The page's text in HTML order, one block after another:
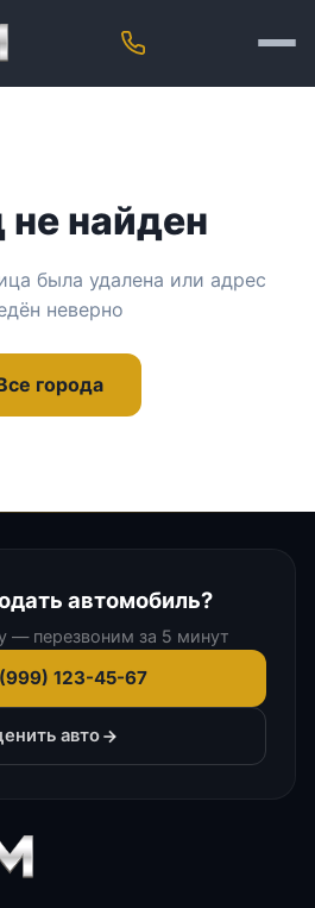
не найден
была удалена или адрес
неверно
города
автомобиль?
— перезвоним за 5 минут
123-45-67
авто